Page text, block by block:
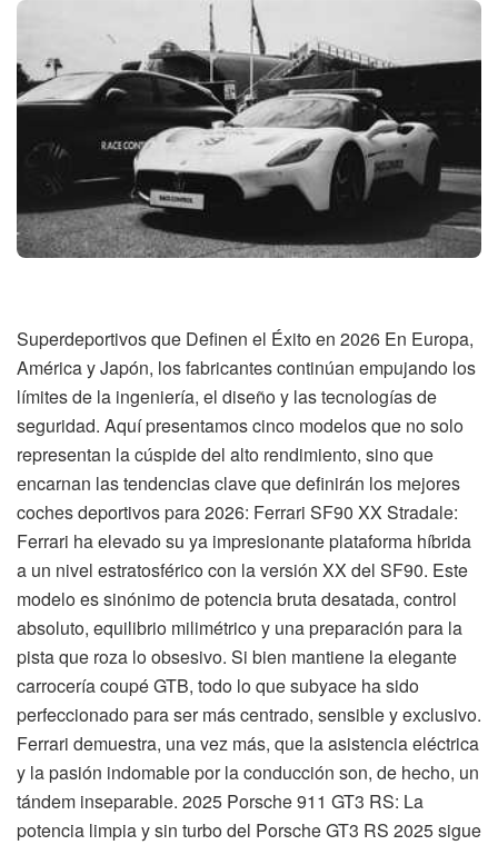
Superdeportivos que Definen el Éxito en 2026 En Europa,
América y Japón, los fabricantes continúan empujando los
límites de la ingeniería, el diseño y las tecnologías de
seguridad. Aquí presentamos cinco modelos que no solo
representan la cúspide del alto rendimiento, sino que
encarnan las tendencias clave que definirán los mejores
coches deportivos para 2026: Ferrari SF90 XX Stradale:
Ferrari ha elevado su ya impresionante plataforma híbrida
a un nivel estratosférico con la versión XX del SF90. Este
modelo es sinónimo de potencia bruta desatada, control
absoluto, equilibrio milimétrico y una preparación para la
pista que roza lo obsesivo. Si bien mantiene la elegante
carrocería coupé GTB, todo lo que subyace ha sido
perfeccionado para ser más centrado, sensible y exclusivo.
Ferrari demuestra, una vez más, que la asistencia eléctrica
y la pasión indomable por la conducción son, de hecho, un
tándem inseparable. 2025 Porsche 911 GT3 RS: La
potencia limpia y sin turbo del Porsche GT3 RS 2025 sigue